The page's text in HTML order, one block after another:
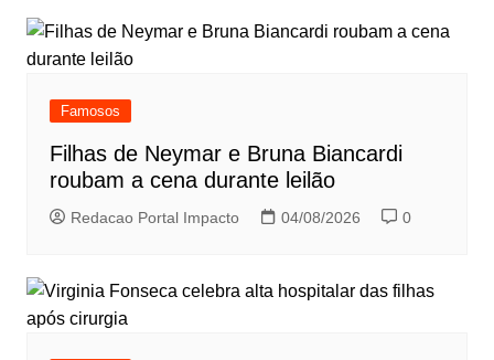
Famosos
Filhas de Neymar e Bruna Biancardi
roubam a cena durante leilão
Redacao Portal Impacto 04/08/2026 0